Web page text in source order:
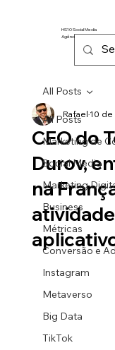
HS10 Social Media
Agência de Marketing
All Posts
Marketing de
Social Media
Marketing
Business
Métricas
Conversão e
Instagram
Metaverso
Big Data
TikTok
All Posts
CEO do
Durov,
na
Rafael10 de